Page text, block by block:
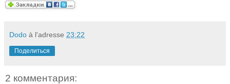
Dodo à l'adresse 23:22
Поделиться
2 комментария: